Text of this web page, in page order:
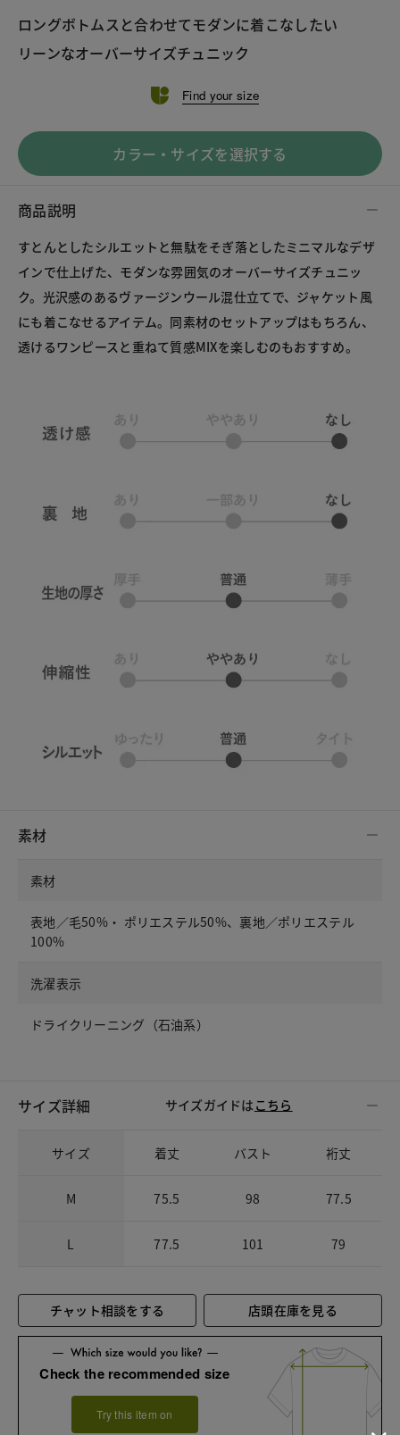
ロングボトムスと合わせてモダンに着こなしたい
リーンなオーバーサイズチュニック
Find your size
カラー・サイズを選択する
商品説明
すとんとしたシルエットと無駄をそぎ落としたミニマルなデザ
インで仕上げた、モダンな雰囲気のオーバーサイズチュニッ
ク。光沢感のあるヴァージンウール混仕立てで、ジャケット風
にも着こなせるアイテム。同素材のセットアップはもちろん、
透けるワンピースと重ねて質感MIXを楽しむのもおすすめ。
素材
素材
表地／毛50%・ ポリエステル50%、裏地／ポリエステル
100%
洗濯表示
ドライクリーニング（石油系）
サイズ詳細 サイズガイドは こちら
サイズ 着丈 バスト 裄丈
M 75.5 98 77.5
L 77.5 101 79
チャット相談をする 店頭在庫を見る
Check the recommended size
Try this item on
LINE X メール